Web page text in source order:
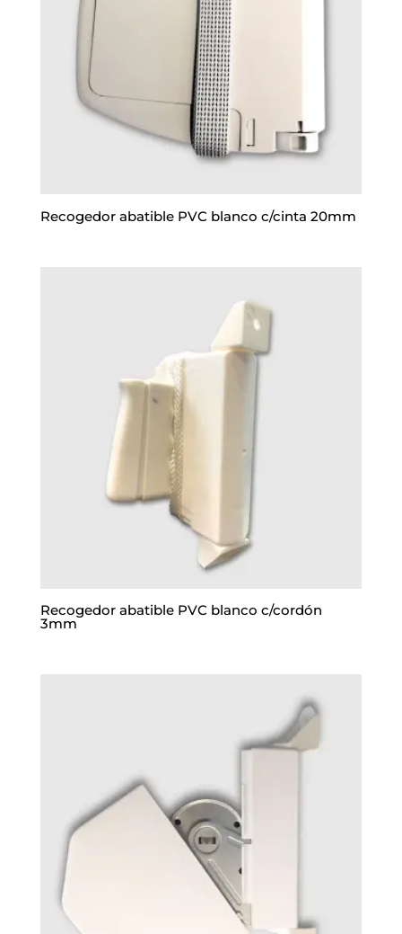
Recogedor abatible PVC blanco c/cinta 20mm
Recogedor abatible PVC blanco c/cordón
3mm